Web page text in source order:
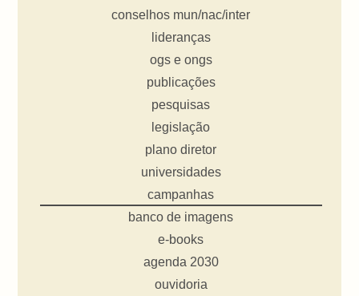
conselhos mun/nac/inter
lideranças
ogs e ongs
publicações
pesquisas
legislação
plano diretor
universidades
campanhas
banco de imagens
e-books
agenda 2030
ouvidoria